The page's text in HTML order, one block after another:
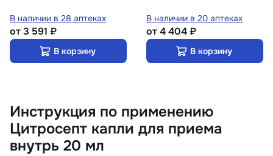
В наличии в 28 аптеках
от3 591 ₽
В корзину
В наличии в 20 аптеках
от4 404 ₽
В корзину
Инструкция по применению
Цитросепт капли для приема
внутрь 20 мл